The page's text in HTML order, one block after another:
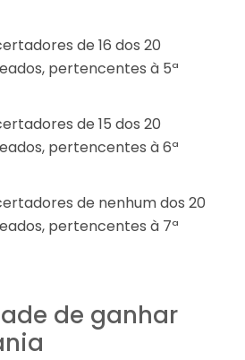
de 16 dos 20
pertencentes à 5ª
de 15 dos 20
pertencentes à 6ª
de nenhum dos 20
pertencentes à 7ª
de ganhar